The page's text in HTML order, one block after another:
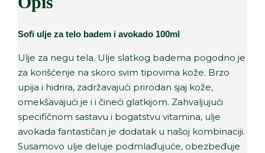
Sofi ulje za telo badem i avokado 100ml
Ulje za negu tela. Ulje slatkog badema pogodno je
za korišćenje na skoro svim tipovima kože. Brzo
upija i hidrira, zadržavajući prirodan sjaj kože,
omekšavajući je i i čineći glatkijom. Zahvaljujući
specifičnom sastavu i bogatstvu vitamina, ulje
avokada fantastičan je dodatak u našoj kombinaciji.
Susamovo ulje deluje podmlađujuće, obezbeđuje